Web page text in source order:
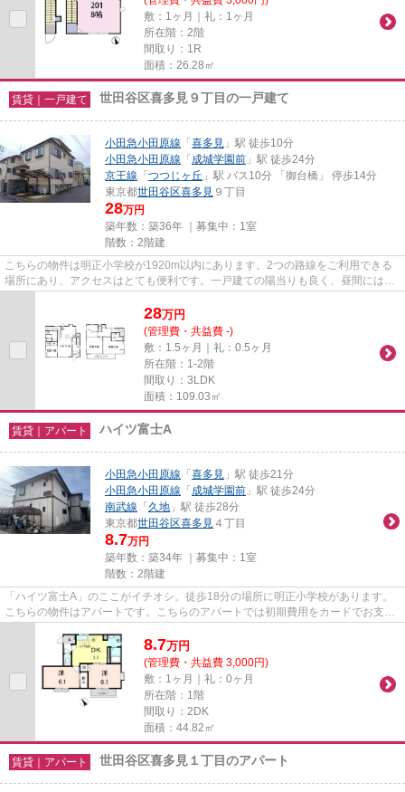
敷：1ヶ月｜礼：1ヶ月
所在階：2階
間取り：1R
面積：26.28㎡
賃貸｜一戸建て 世田谷区喜多見９丁目の一戸建て
小田急小田原線 「喜多見 」駅 徒歩10分
小田急小田原線 「成城学園前 」駅 徒歩24分
京王線 「つつじヶ丘 」駅 バス10分 「御台橋」 停歩14分
東京都世田谷区喜多見 ９丁目
28万円
築年数：築36年 ｜募集中： 1室
階数：2階建
こちらの物件は明正小学校が1920m以内にあります。2つの路線をご利用できる
場所にあり、アクセスはとても便利です。一戸建ての陽当りも良く、昼間には照
明要らずで経済的です。初期費...
28万円
(管理費・共益費 -)
敷：1.5ヶ月｜礼：0.5ヶ月
所在階：1-2階
間取り：3LDK
面積：109.03㎡
賃貸｜アパート ハイツ富士A
小田急小田原線 「喜多見 」駅 徒歩21分
小田急小田原線 「成城学園前 」駅 徒歩24分
南武線 「久地 」駅 徒歩28分
東京都世田谷区喜多見 ４丁目
8.7万円
築年数：築34年 ｜募集中： 1室
階数：2階建
「ハイツ富士A」のここがイチオシ。徒歩18分の場所に明正小学校があります。
こちらの物件はアパートです。こちらのアパートでは初期費用をカードでお支払
いいただけます。当社は、経験...
8.7万円
(管理費・共益費 3,000円)
敷：1ヶ月｜礼：0ヶ月
所在階：1階
間取り：2DK
面積：44.82㎡
賃貸｜アパート 世田谷区喜多見１丁目のアパート